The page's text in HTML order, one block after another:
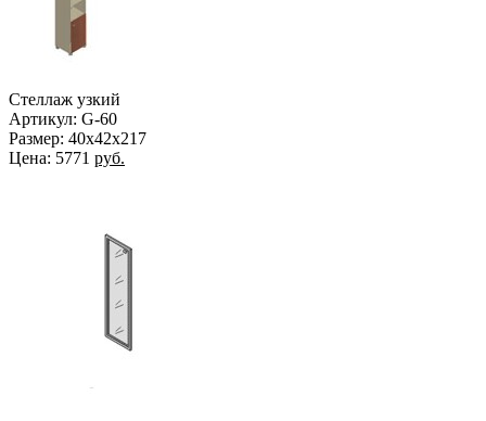
Стеллаж узкий
Артикул: G-60
Размер: 40х42х217
Цена: 5771 руб.